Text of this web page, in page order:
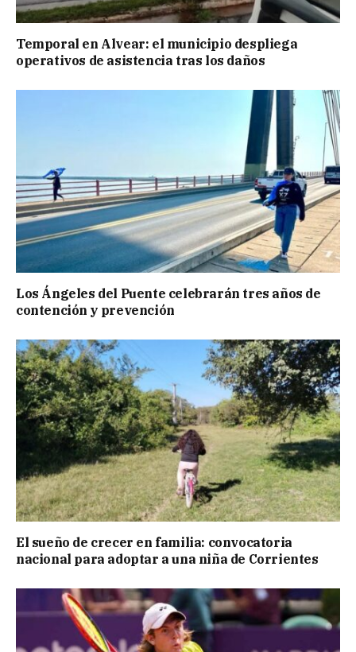
Temporal en Alvear: el municipio despliega
operativos de asistencia tras los daños
Los Ángeles del Puente celebrarán tres años de
contención y prevención
El sueño de crecer en familia: convocatoria
nacional para adoptar a una niña de Corrientes